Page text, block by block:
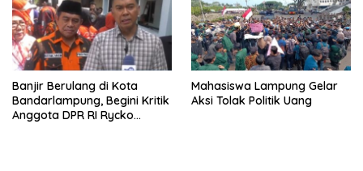
Banjir Berulang di Kota
Bandarlampung, Begini Kritik
Anggota DPR RI Rycko
Mahasiswa Lampung Gelar
Aksi Tolak Politik Uang